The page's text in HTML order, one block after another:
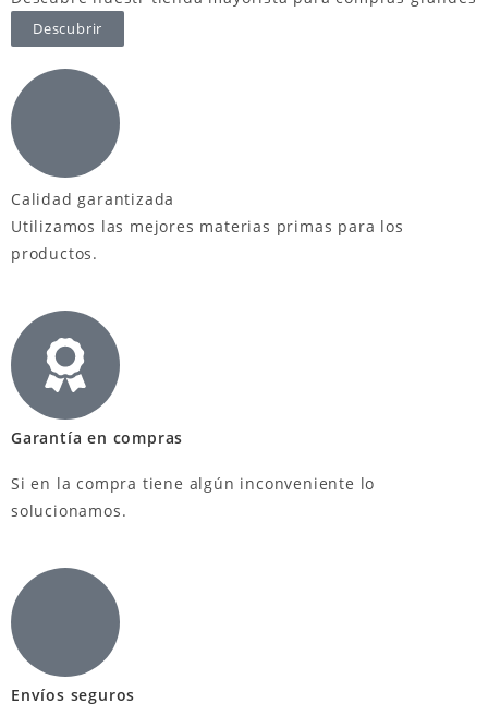
Descubrir
Calidad garantizada
Utilizamos las mejores materias primas para los
productos.
Garantía en compras
Si en la compra tiene algún inconveniente lo
solucionamos.
Envíos seguros